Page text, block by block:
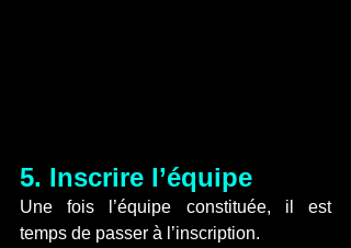
5. Inscrire l’équipe
Une fois l’équipe constituée, il est
temps de passer à l’inscription.